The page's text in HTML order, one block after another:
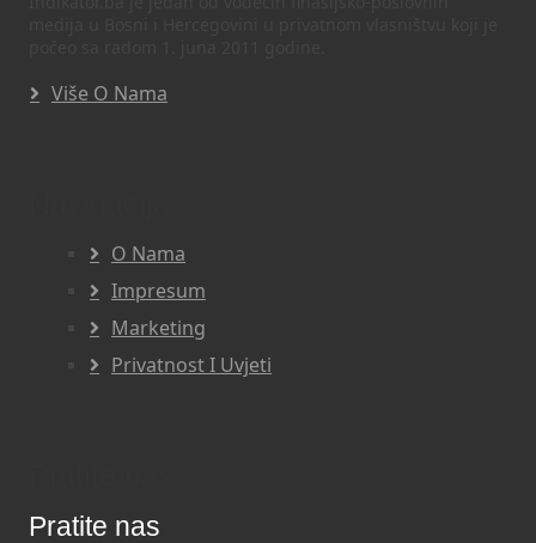
Više O Nama
O Nama
Impresum
Marketing
Privatnost I Uvjeti
Pratite nas